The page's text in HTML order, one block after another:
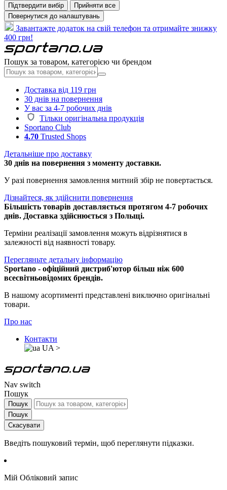
Підтвердити вибір
Прийняти все
Повернутися до налаштувань
Завантажте додаток на свій телефон та отримайте знижку
400 грн!
Пошук за товаром, категорією чи брендом
Доставка від 119 грн
30 днів на повернення
У вас за 4-7 робочих днів
Тільки оригінальна продукція
Sportano Club
4.70 Trusted Shops
Детальніше про доставку
30 днів на повернення з моменту доставки.
У разі повернення замовлення митний збір не повертається.
Дізнайтеся, як здійснити повернення
Більшість товарів доставляється протягом 4-7 робочих
днів. Доставка здійснюється з Польщі.
Терміни реалізації замовлення можуть відрізнятися в
залежності від наявності товару.
Перегляньте детальну інформацію
Sportano - офіційний дистриб'ютор більш ніж 600
всесвітньовідомих брендів.
В нашому асортименті представлені виключно оригінальні
товари.
Про нас
Контакти
UA >
Nav switch
Пошук
Пошук
Пошук
Скасувати
Введіть пошуковий термін, щоб переглянути підказки.
Мій Обліковий запис